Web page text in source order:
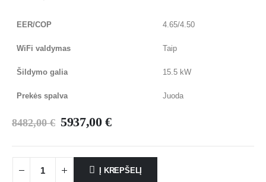
EER/COP 4.65/4.50
WiFi valdymas Taip
Šildymo galia 15.5 kW
Prekės spalva Juoda
8482,00€ 5937,00 €
Į KREPŠELĮ